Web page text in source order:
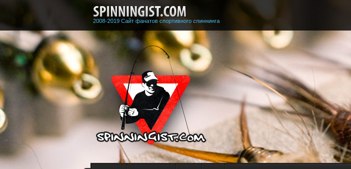
2008-2019 Сайт фанатов спортивного спиннинга